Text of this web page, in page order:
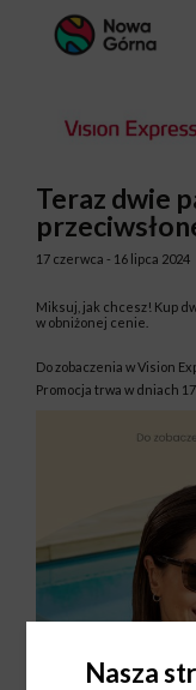
Teraz dwie
17 czerwca - 16 lipca 2024
Miksuj, jak chcesz! Kup
w obniżonej cenie.
Do zobaczenia w Vision
Promocja trwa w dniach
Nasza